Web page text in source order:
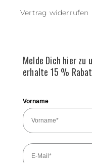
Vertrag widerrufen
Melde Dich hier zu
erhalte 15 %
Vorname